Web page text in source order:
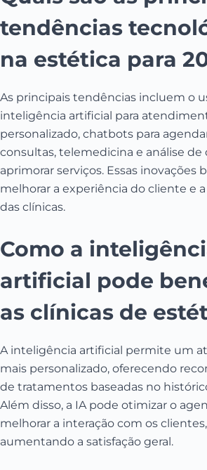
tendências
na estética para
As principais tendências incluem o
inteligência artificial para
personalizado, chatbots para
consultas, telemedicina e análise de
aprimorar serviços. Essas inovações
melhorar a experiência do cliente e
das clínicas.
Como a
artificial pode
as clínicas de
A inteligência artificial permite um
mais personalizado, oferecendo
de tratamentos baseadas no
Além disso, a IA pode otimizar o
melhorar a interação com os clientes,
aumentando a satisfação geral.